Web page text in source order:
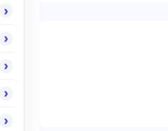
›
›
›
›
›